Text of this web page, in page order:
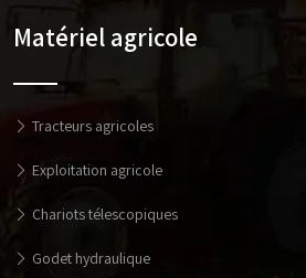
Matériel agricole
Tracteurs agricoles
Exploitation agricole
Chariots télescopiques
Godet hydraulique